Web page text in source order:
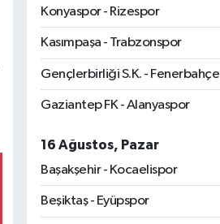
Konyaspor - Rizespor
Kasımpaşa - Trabzonspor
Gençlerbirliği S.K. - Fenerbahçe
Gaziantep FK - Alanyaspor
16 Ağustos, Pazar
Başakşehir - Kocaelispor
Beşiktaş - Eyüpspor